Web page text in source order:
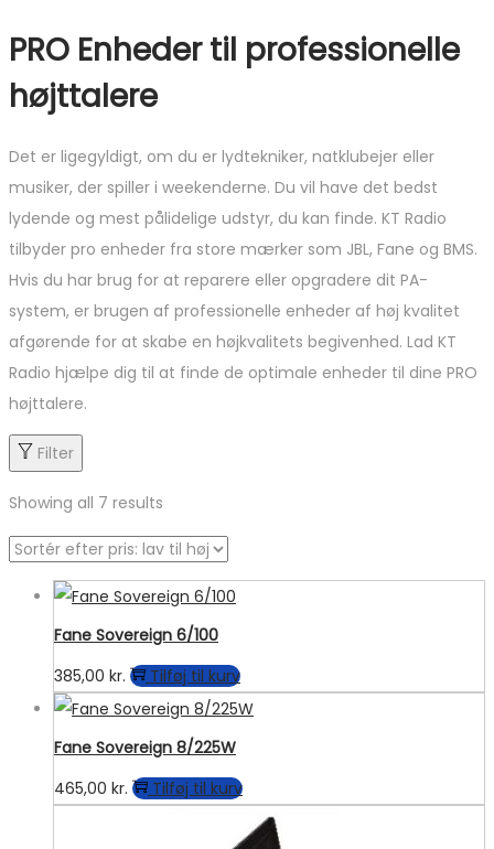
PRO Enheder til professionelle
højttalere
Det er ligegyldigt, om du er lydtekniker, natklubejer eller
musiker, der spiller i weekenderne. Du vil have det bedst
lydende og mest pålidelige udstyr, du kan finde. KT Radio
tilbyder pro enheder fra store mærker som JBL, Fane og BMS.
Hvis du har brug for at reparere eller opgradere dit PA-
system, er brugen af ​​professionelle enheder af høj kvalitet
afgørende for at skabe en højkvalitets begivenhed. Lad KT
Radio hjælpe dig til at finde de optimale enheder til dine PRO
højttalere.
Filter
Showing all 7 results
Fane Sovereign 6/100
385,00 kr. Tilføj til kurv
Fane Sovereign 8/225W
465,00 kr. Tilføj til kurv